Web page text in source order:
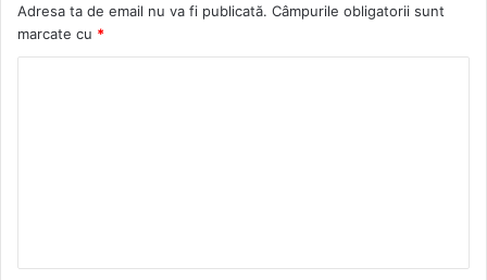
Adresa ta de email nu va fi publicată. Câmpurile obligatorii sunt
marcate cu *
a